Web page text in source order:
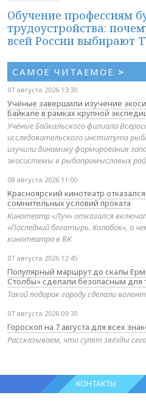
Обучение профессиям
трудоустройства:
всей России выбирают
САМОЕ ЧИТАЕМОЕ >
07 августа 2026 13:30
Учёные завершили изучение
Байкале в рамках крупной
Учёные Байкальского филиала
исследовательского института
изучили динамику формирования
экосистемы в рыбопромысловых
08 августа 2026 11:00
Красноярский кинотеатр
сомнительных условий проката
Кинотеатр «Луч» отказался
«Последний богатырь. Колобок», о
кинотеатра в ВК
07 августа 2026 12:45
Популярный маршрут до скалы
Столбы» сделали безопасным для
Такой подарок городу сделали
07 августа 2026 09:30
Гороскоп на 7 августа для всех
Рассказываем, что сулят звёзды
КОНТАКТЫ